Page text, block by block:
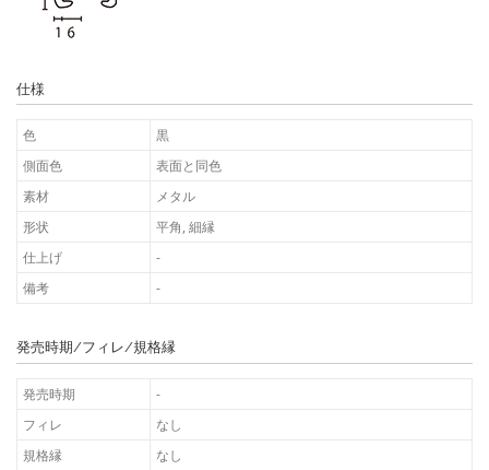
仕様
色
黒
側面色
表面と同色
素材
メタル
形状
平角, 細縁
仕上げ
-
備考
-
発売時期/フィレ/規格縁
発売時期
-
フィレ
なし
規格縁
なし